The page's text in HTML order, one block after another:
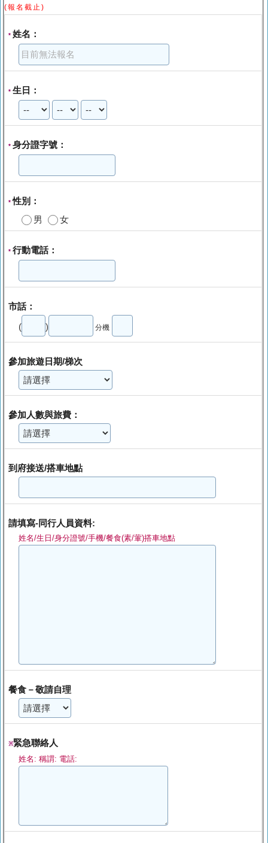
(報名截止)
* 姓名：
* 生日：
* 身分證字號：
*性別：
男
女
* 行動電話：
市話：
( ) 分機
參加旅遊日期/梯次
參加人數與旅費：
到府接送/搭車地點
請填寫-同行人員資料:
姓名/生日/身分證號/手機/餐食(素/葷)搭車地點
餐食－敬請自理
※緊急聯絡人
姓名: 稱謂: 電話: